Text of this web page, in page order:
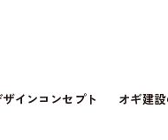
インコンセプト オギ建